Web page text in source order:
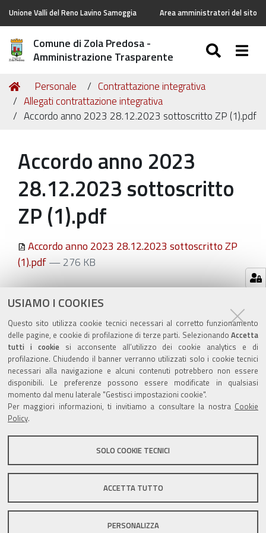
USIAMO I COOKIES
Questo sito utilizza cookie tecnici necessari al corretto funzionamento
delle pagine, e cookie di profilazione di terze parti. Selezionando Accetta
tutti i cookiesi acconsente all’utilizzo dei cookie analytics e di
profilazione. Chiudendo il banner verranno utilizzati solo i cookie tecnici
necessari alla navigazione e alcuni contenuti potrebbero non essere
disponibili. Le preferenze possono essere modificate in qualsiasi
momento dal menu laterale "Gestisci impostazioni cookie".
Per maggiori informazioni, ti invitiamo a consultare la nostra Cookie
Policy.
SOLO COOKIE TECNICI
ACCETTA TUTTO
PERSONALIZZA
Unione Valli del Reno Lavino Samoggia Area amministratori del sito
Comune di Zola Predosa -
Amministrazione Trasparente
Tu
sei
qui:
Home
Personale
Contrattazione integrativa
Allegati contrattazione integrativa
Accordo anno 2023 28.12.2023 sottoscritto ZP (1).pdf
Accordo anno 2023
28.12.2023 sottoscritto
ZP (1).pdf
Accordo anno 2023 28.12.2023 sottoscritto ZP
(1).pdf— 276 KB
Azioni
sul
documento
ultima modifica 11/01/2024
Valuta questo sito
Sito istituzionale Comune di Zola Predosa